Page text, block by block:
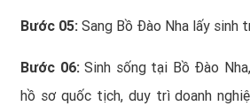
Bước 05: Sang Bồ Đào Nha lấy sinh
Bước 06:Sinh sống tại Bồ Đào
hồ sơ quốc tịch, duy trì doanh